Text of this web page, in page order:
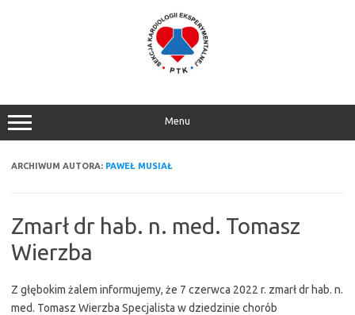
Menu
ARCHIWUM AUTORA: PAWEŁ MUSIAŁ
Zmarł dr hab. n. med. Tomasz
Wierzba
Z głębokim żalem informujemy, że 7 czerwca 2022 r. zmarł dr hab. n.
med. Tomasz Wierzba Specjalista w dziedzinie chorób